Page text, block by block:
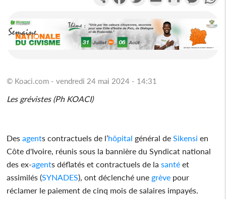
© Koaci.com - vendredi 24 mai 2024 - 14:31
Les grévistes (Ph KOACI)
Desagents contractuels de l’hôpital général deSikensi en
Côte d'Ivoire, réunis sous la bannière du Syndicat national
des ex-agents déflatés et contractuels de lasanté et
assimilés (SYNADES), ont déclenché une grève pour
réclamer le paiement de cinq mois de salaires impayés.